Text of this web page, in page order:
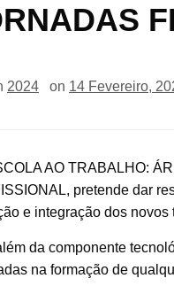
2024 on 14 Fevereiro,
AO TRABALHO:
pretende dar
e integração dos
da componente
na formação de